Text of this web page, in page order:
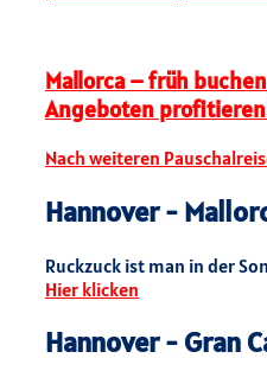
Mallorca – früh
Angeboten profitieren
Nach weiteren
Hannover -
Ruckzuck ist man in der
Hier klicken
Hannover - Gran